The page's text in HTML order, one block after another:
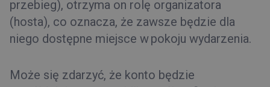
przebieg), otrzyma on rolę organizatora
(hosta), co oznacza, że zawsze będzie dla
niego dostępne miejsce w pokoju wydarzenia.
Może się zdarzyć, że konto będzie